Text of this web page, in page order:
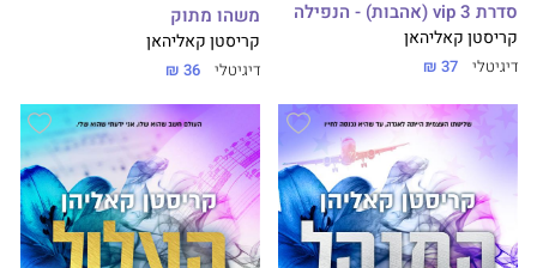
סדרת vip 3 (אהבות) - הנפילה
קריסטן קאליהאן
דיגיטלי 37 ₪
משהו מתוק
קריסטן קאליהאן
דיגיטלי 36 ₪